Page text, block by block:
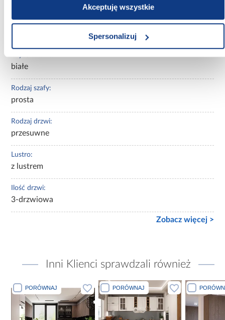
Akceptuję wszystkie
Spersonalizuj
Kolor frontów:
białe
Rodzaj szafy:
prosta
Rodzaj drzwi:
przesuwne
Lustro:
z lustrem
Ilość drzwi:
3-drzwiowa
Zobacz więcej >
Inni Klienci sprawdzali również
PORÓWNAJ PORÓWNAJ